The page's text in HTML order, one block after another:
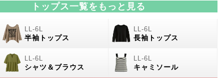
トップス一覧をもっと見る
半袖トップス 長袖トップス
シャツ＆ブラウス キャミソール